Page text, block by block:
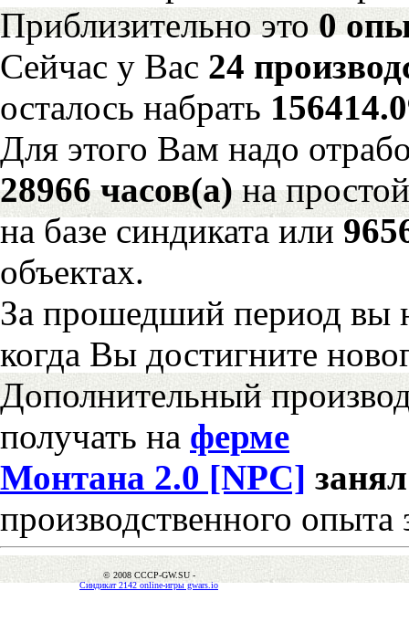
Приблизительно это0
Сейчас у Вас 24
осталось набрать
Для этого Вам надо
28966 часов(а)на
на базе синдиката или
объектах.
За прошедший период вы
когда Вы достигните
Дополнительный
получать на ферме
Монтана 2.0 [NPC]
производственного опыта
© 2008 CCCP-GW.SU -
Синдикат 2142 online-игры gwars.io